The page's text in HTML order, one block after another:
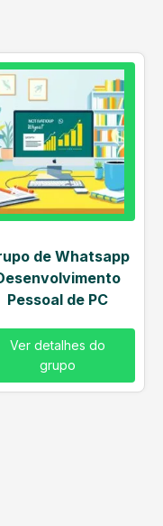
de Whatsapp
Pessoal de PC
Ver detalhes do
grupo